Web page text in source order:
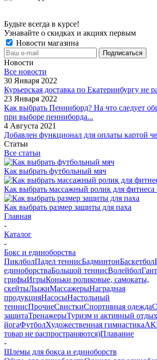
Будьте всегда в курсе!
Узнавайте о скидках и акциях первым
Новости магазина
Новости
Все новости
30 Января 2022
Курьерская доставка по Екатеринбургу не
23 Января 2022
Как выбрать Пенниборд? На что следует
при выборе пенниборда...
4 Августа 2021
Добавлен функционал для оплаты картой
Статьи
Все статьи
Как выбрать футбольный мяч
Как выбрать массажный ролик для фитнеса
Как выбрать размер защиты для паха
Главная
-
Каталог
-
Бокс и единоборства
ПиклболПадел теннисБадминтонБаскетбол
единоборстваБольшой теннисВолейбол
грифыИгрыКоньки роликовые, самокаты,
скейтыЛыжиМассажерыНаградная
продукцияНасосыНастольный
теннисПрочиеСвисткиСпортивная одежда
защитаТренажерыТуризм и активный отдых
йогаФутболХудожественная гимнастика
товар не распространяются)Плавание
-
Шлемы для бокса и единоборств